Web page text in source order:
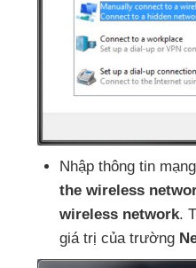
Nhập thông tin
the wireless
wireless network.
giá trị của trường